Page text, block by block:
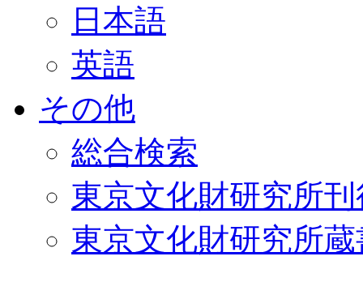
日本語
英語
その他
総合検索
東京文化財研究所
東京文化財研究所